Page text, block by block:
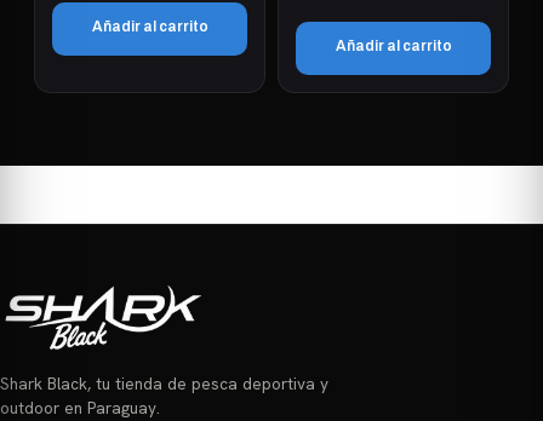
Añadir al carrito
Añadir al carrito
Shark Black, tu tienda de pesca deportiva y
outdoor en Paraguay.